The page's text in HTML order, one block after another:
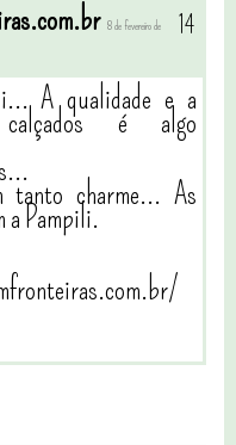
8 de fevereiro de
A qualidade e a
é algo
tanto charme... As
a Pampili.